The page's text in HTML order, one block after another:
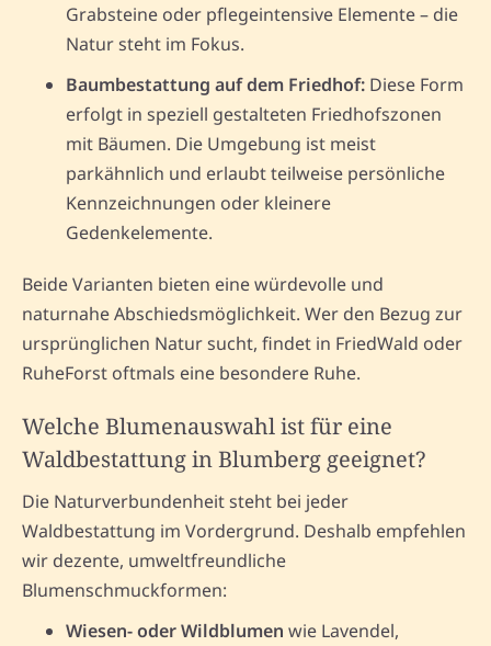
Grabsteine oder pflegeintensive Elemente – die
Natur steht im Fokus.
Baumbestattung auf dem Friedhof: Diese Form
erfolgt in speziell gestalteten Friedhofszonen
mit Bäumen. Die Umgebung ist meist
parkähnlich und erlaubt teilweise persönliche
Kennzeichnungen oder kleinere
Gedenkelemente.
Beide Varianten bieten eine würdevolle und
naturnahe Abschiedsmöglichkeit. Wer den Bezug zur
ursprünglichen Natur sucht, findet in FriedWald oder
RuheForst oftmals eine besondere Ruhe.
Welche Blumenauswahl ist für eine
Waldbestattung in Blumberg geeignet?
Die Naturverbundenheit steht bei jeder
Waldbestattung im Vordergrund. Deshalb empfehlen
wir dezente, umweltfreundliche
Blumenschmuckformen:
Wiesen- oder Wildblumen wie Lavendel,